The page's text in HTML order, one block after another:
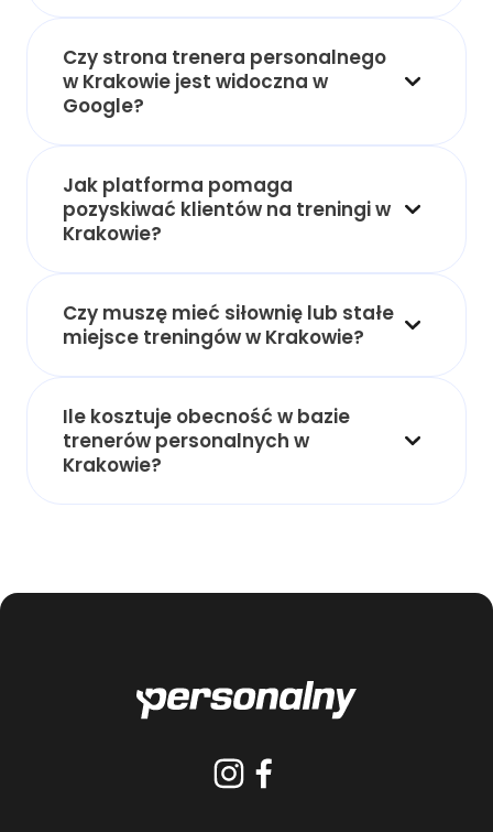
Czy strona trenera personalnego
w Krakowie jest widoczna w
Google?
Jak platforma pomaga
pozyskiwać klientów na treningi w
Krakowie?
Czy muszę mieć siłownię lub stałe
miejsce treningów w Krakowie?
Ile kosztuje obecność w bazie
trenerów personalnych w
Krakowie?